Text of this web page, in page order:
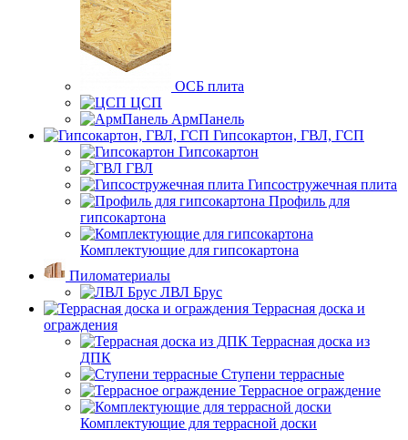
ОСБ плита
ЦСП
АрмПанель
Гипсокартон, ГВЛ, ГСП
Гипсокартон
ГВЛ
Гипсостружечная плита
Профиль для
гипсокартона
Комплектующие для гипсокартона
Пиломатериалы
ЛВЛ Брус
Террасная доска и
ограждения
Террасная доска из
ДПК
Ступени террасные
Террасное ограждение
Комплектующие для террасной доски